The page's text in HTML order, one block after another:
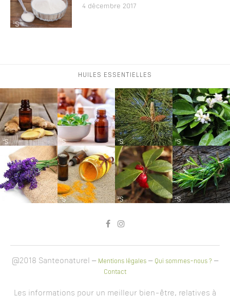
4 décembre 2017
HUILES ESSENTIELLES
@2018 Santeonaturel – Mentions légales – Qui sommes-nous ? –
Contact
Les informations pour un meilleur bien-être, relatives à